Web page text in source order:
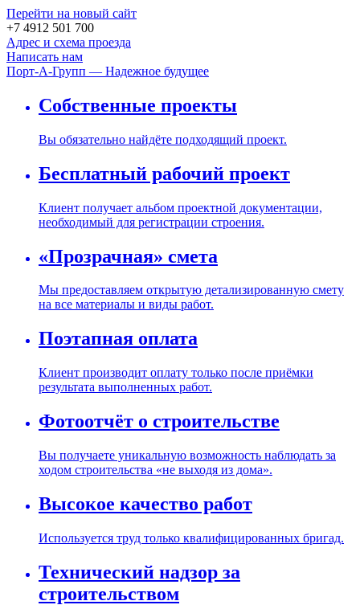
Перейти на новый сайт
+7 4912 501 700
Адрес и схема проезда
Написать нам
Порт-А-Групп — Надежное будущее
Собственные проекты
Вы обязательно найдёте подходящий проект.
Бесплатный рабочий проект
Клиент получает альбом проектной документации,
необходимый для регистрации строения.
«Прозрачная» смета
Мы предоставляем открытую детализированную смету
на все материалы и виды работ.
Поэтапная оплата
Клиент производит оплату только после приёмки
результата выполненных работ.
Фотоотчёт о строительстве
Вы получаете уникальную возможность наблюдать за
ходом строительства «не выходя из дома».
Высокое качество работ
Используется труд только квалифицированных бригад.
Технический надзор за
строительством